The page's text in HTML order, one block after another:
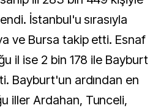
İstanbul'u sırasıyla
ve Bursa takip etti. Esnaf
il ise 2 bin 178 ile Bayburt
Bayburt'un ardından en
iller Ardahan, Tunceli,